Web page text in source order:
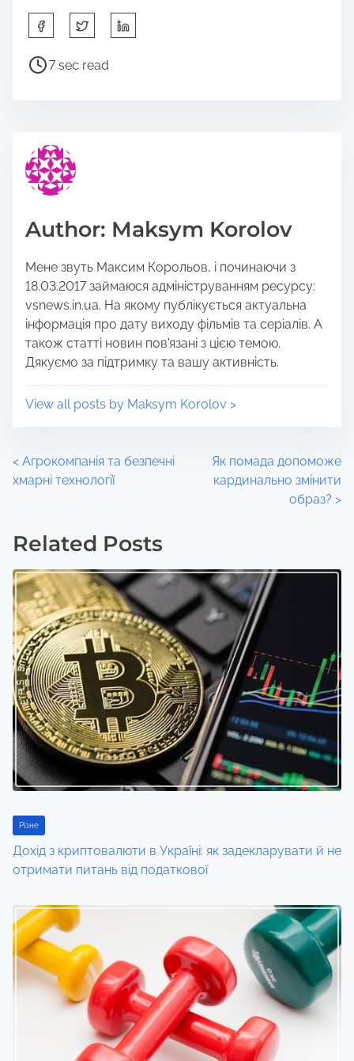
h
a
s
p
s
o
n
:
P
o
e
a
d
i
e
7 sec read
Author: Maksym Korolov
Мене звуть Максим Корольов, і починаючи з
18.03.2017 займаюся адмініструванням ресурсу:
vsnews.in.ua. На якому публікується актуальна
інформація про дату виходу фільмів та серіалів. А
також статті новин пов'язані з цією темою.
Дякуємо за підтримку та вашу активність.
View all posts by Maksym Korolov >
P
s
s
n
a
v
i
g
a
t
i
o
n
< Агрокомпанія та безпечні
хмарні технології
Як помада допоможе
кардинально змінити
образ? >
Related Posts
Різне
Дохід з криптовалюти в Україні: як задекларувати й не
отримати питань від податкової